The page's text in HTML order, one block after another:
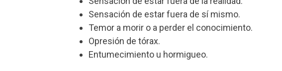
Sensación de estar fuera de sí mismo.
Temor a morir o a perder el conocimiento.
Opresión de tórax.
Entumecimiento u hormigueo.